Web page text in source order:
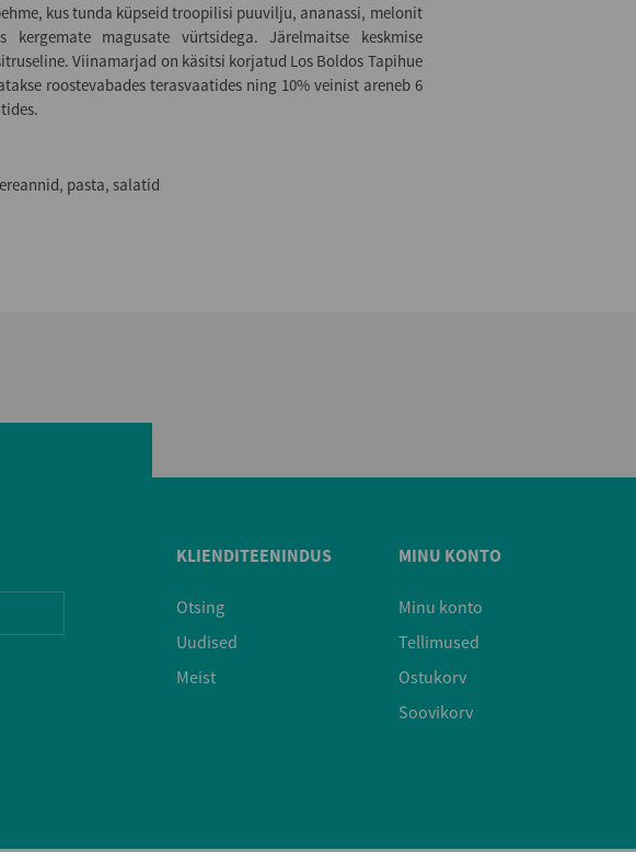
kus tunda küpseid troopilisi puuvilju, ananassi, melonit
magusate vürtsidega. Järelmaitse keskmise
Viinamarjad on käsitsi korjatud Los Boldos Tapihue
roostevabades terasvaatides ning 10% veinist areneb 6
pasta, salatid
KLIENDITEENINDUS
Otsing
Uudised
Meist
MINU KONTO
Minu konto
Tellimused
Ostukorv
Soovikorv